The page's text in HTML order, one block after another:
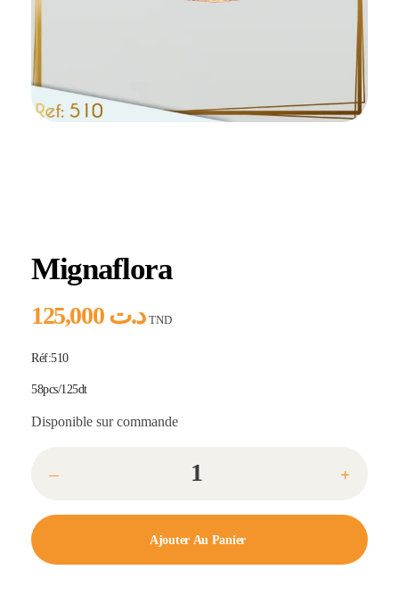
Mignaflora
د.ت125,000 TND
Réf:510
58pcs/125dt
Disponible sur commande
Ajouter Au Panier